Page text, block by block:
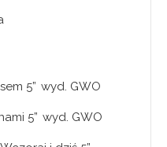
5” wyd. GWO
5” wyd. GWO